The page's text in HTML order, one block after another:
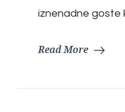
iznenadne goste
Read More